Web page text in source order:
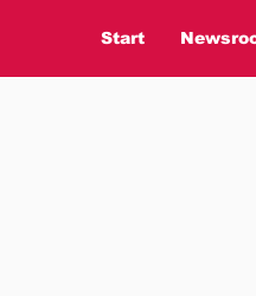
Start